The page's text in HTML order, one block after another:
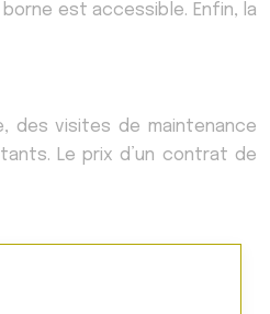
est accessible. Enfin, la
des visites de maintenance
Le prix d’un contrat de